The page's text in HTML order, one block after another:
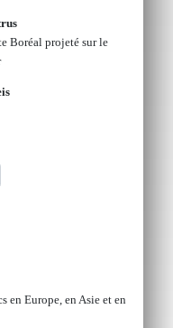
Boréal projeté sur le
en Europe, en Asie et en